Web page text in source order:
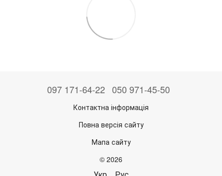
097 171-64-22 050 971-45-50
Контактна інформація
Повна версія сайту
Мапа сайту
© 2026